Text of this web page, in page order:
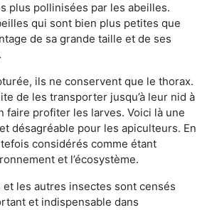
plus pollinisées par les abeilles.
qui sont bien plus petites que
de sa grande taille et de ses
ils ne conservent que le thorax.
de les transporter jusqu’à leur nid à
faire profiter les larves. Voici là une
désagréable pour les apiculteurs. En
considérés comme étant
et l’écosystème.
les autres insectes sont censés
et indispensable dans